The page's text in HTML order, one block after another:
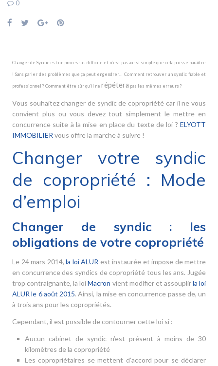
0
Changer de Syndic est un processus difficile et n’est pas aussi simple que cela puisse paraître
! Sans parler des problèmes que ça peut engendrer… Comment retrouver un syndic fiable et
professionnel ? Comment être sûr qu’il ne répétera pas les mêmes erreurs ?
Vous souhaitez changer de syndic de copropriété car il ne vous
convient plus ou vous devez tout simplement le mettre en
concurrence suite à la mise en place du texte de loi ? ELYOTT
IMMOBILIER vous offre la marche à suivre !
Changer votre syndic
de copropriété : Mode
d’emploi
Changer de syndic : les
obligations de votre copropriété
Le 24 mars 2014, la loi ALUR est instaurée et impose de mettre
en concurrence des syndics de copropriété tous les ans. Jugée
trop contraignante, la loiMacron vient modifier et assouplirla loi
ALUR le 6 août 2015. Ainsi, la mise en concurrence passe de, un
à trois ans pour les copropriétés.
Cependant, il est possible de contourner cette loi si :
Aucun cabinet de syndic n’est présent à moins de 30
kilomètres de la copropriété
Les copropriétaires se mettent d’accord pour se déclarer